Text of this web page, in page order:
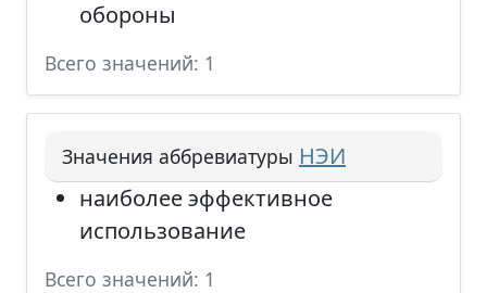
обороны
Всего значений: 1
Значения аббревиатуры НЭИ
наиболее эффективное
использование
Всего значений: 1